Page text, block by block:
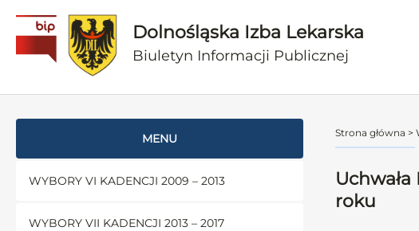
Dolnośląska Izba Lekarska
Biuletyn Informacji Publicznej
MENU
WYBORY VI KADENCJI 2009 – 2013
WYBORY VII KADENCJI 2013 – 2017
Strona główna >
roku